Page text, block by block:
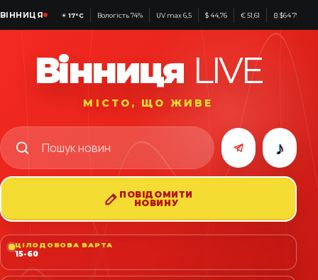
ВІННИЦЯ ☀17°C Вологість 74% UV max 6,5 $ 44,76 € 51,61 ₿ $64 799
Вінниця LIVE
МІСТО, ЩО ЖИВЕ
♪
ПОВІДОМИТИ
НОВИНУ
ЦІЛОДОБОВА ВАРТА
15-60